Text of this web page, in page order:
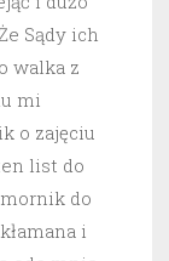
Sądy ich
walka z
mi
o zajęciu
list do
do
i